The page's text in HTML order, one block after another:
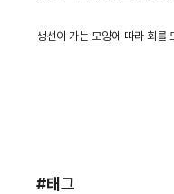
생선이 가는 모양에 따라 회를
#태그